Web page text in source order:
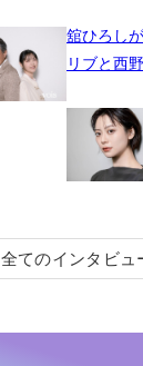
舘ひろし
リブと西
全てのインタビュ